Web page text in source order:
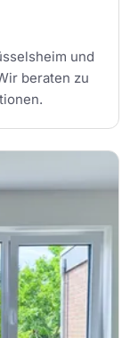
und
beraten zu